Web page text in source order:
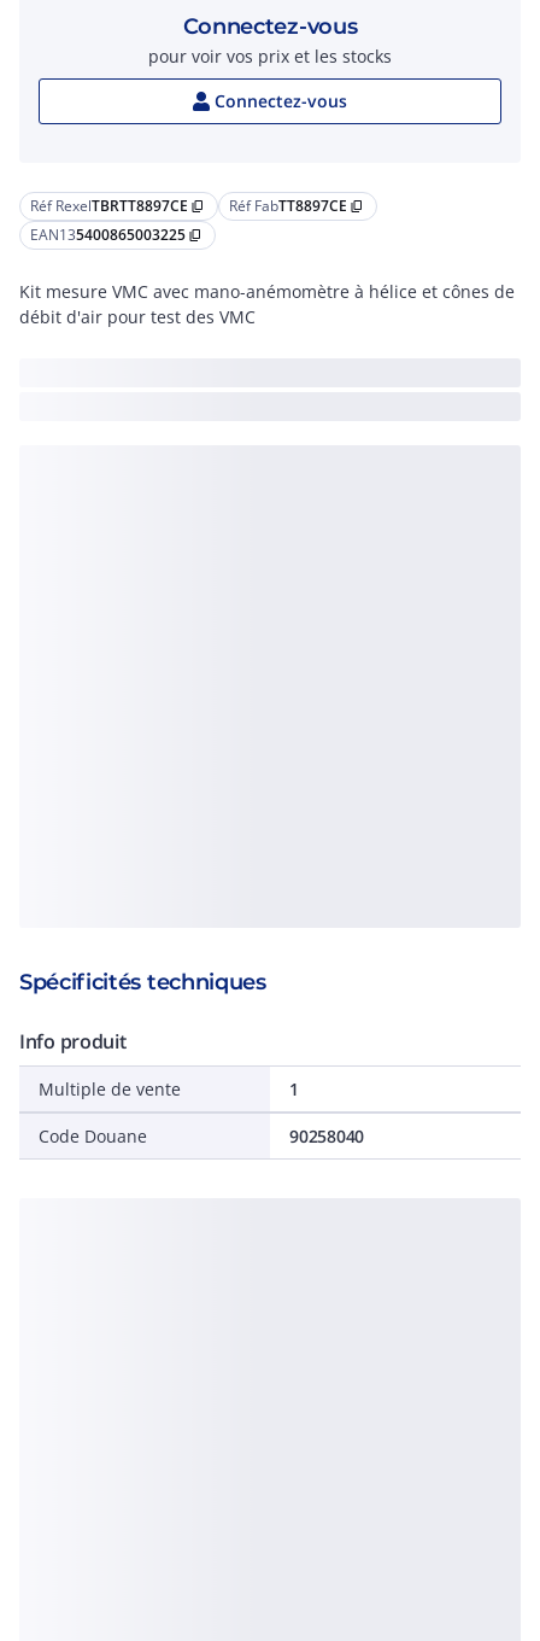
Réf RexelTBRTT8897CE content_copy Réf FabTT8897CE content_copy
EAN135400865003225 content_copy
Kit mesure VMC avec mano-anémomètre à hélice et cônes de
débit d'air pour test des VMC
Connectez-vous
pour voir vos prix et les stocks
Connectez-vous
Spécificités techniques
Info produit
Multiple de vente 1
Code Douane 90258040